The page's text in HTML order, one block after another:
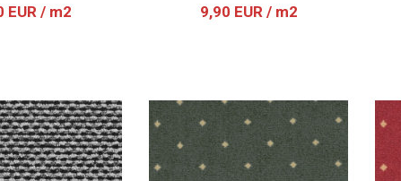
EUR / m2 9,90 EUR / m2